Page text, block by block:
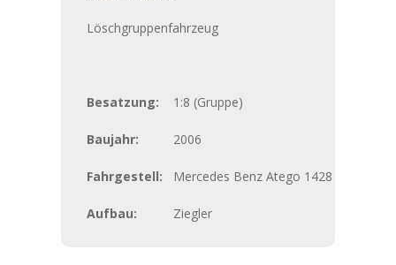
Löschgruppenfahrzeug
Besatzung: 1:8 (Gruppe)
Baujahr: 2006
Fahrgestell: Mercedes Benz Atego 1428
Aufbau: Ziegler